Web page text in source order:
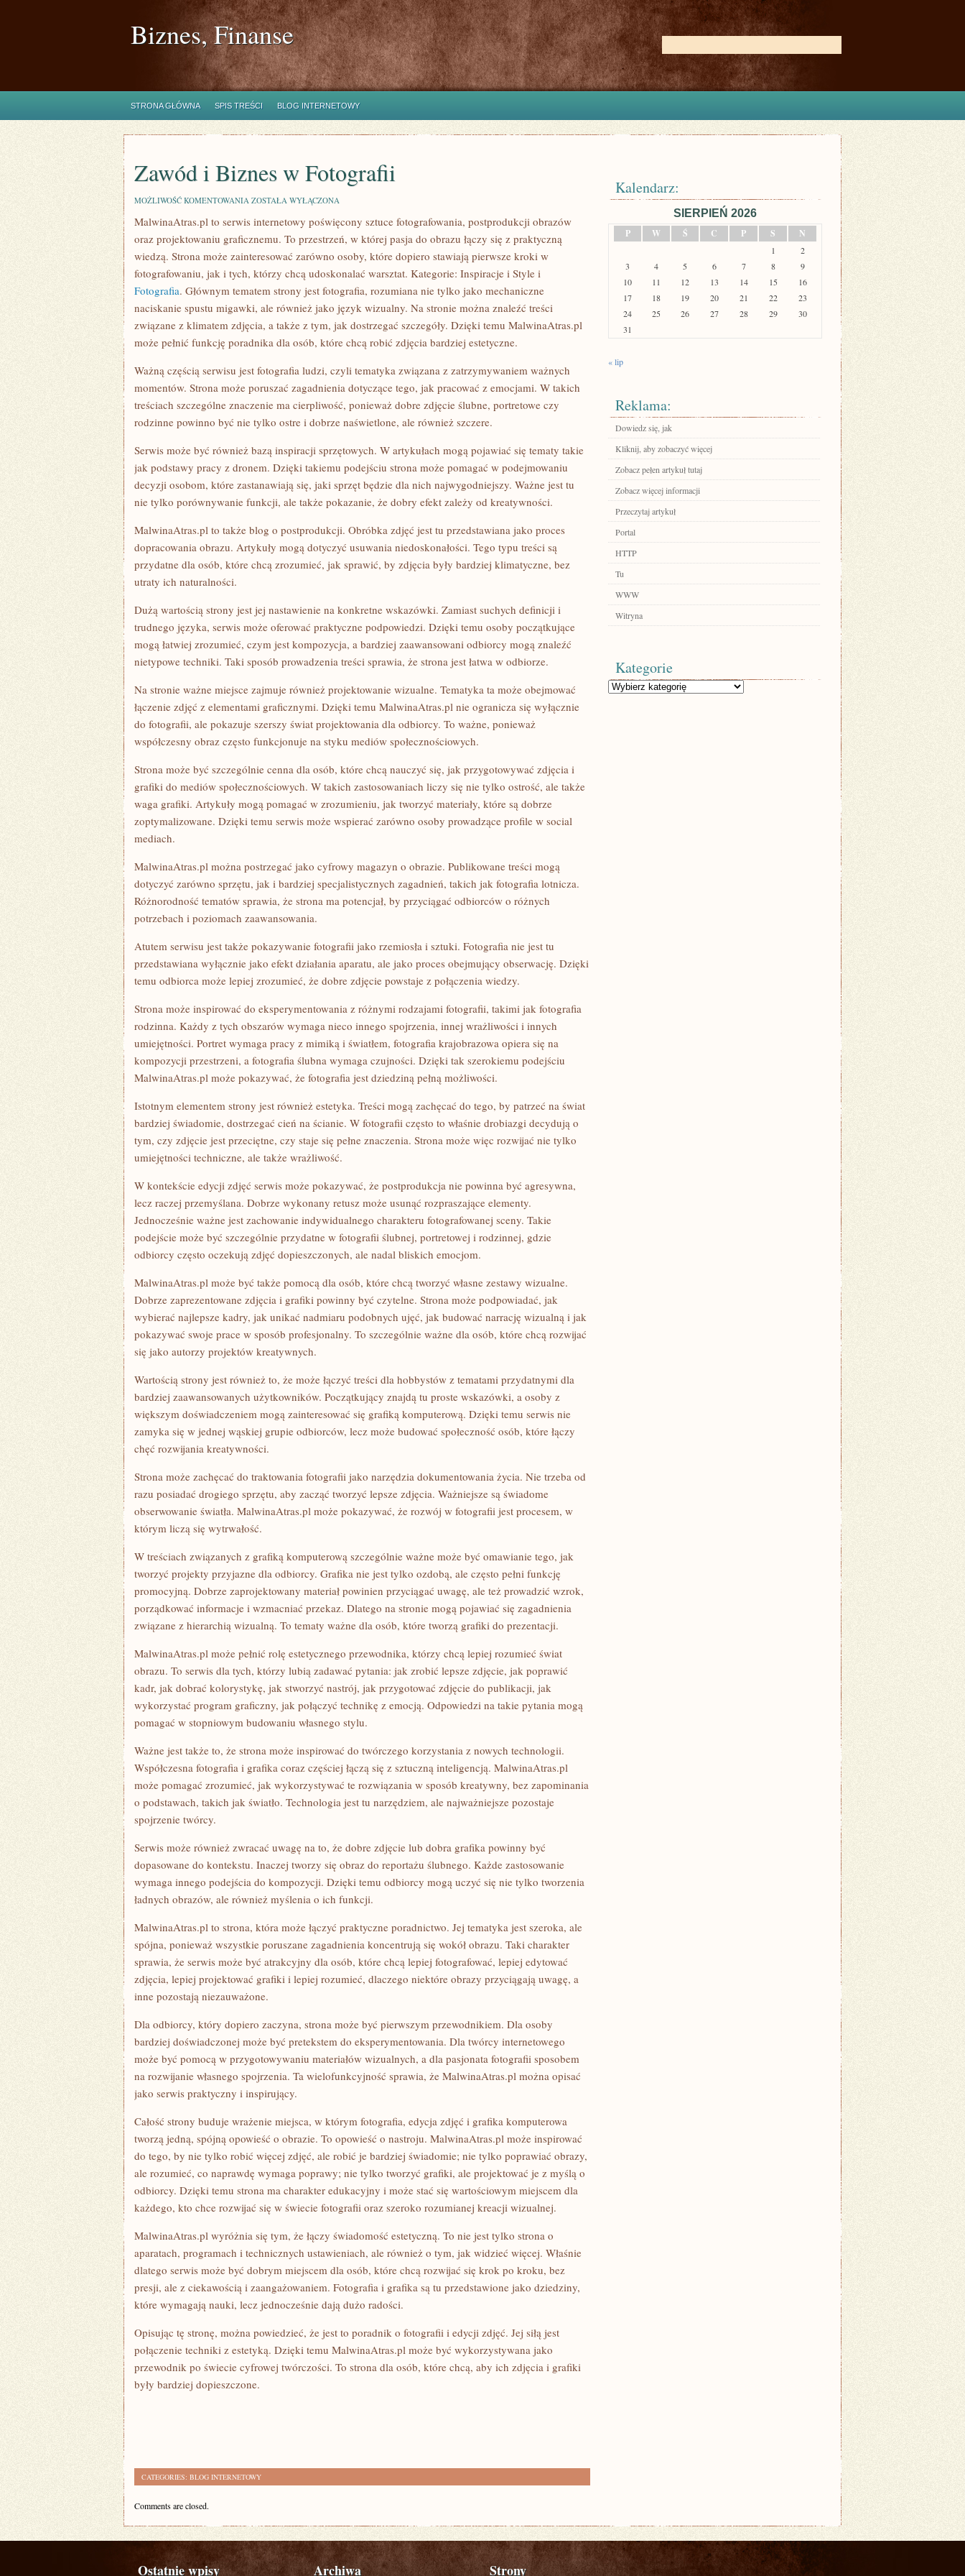
Biznes, Finanse
STRONA GŁÓWNA SPIS TREŚCI BLOG INTERNETOWY
Zawód i Biznes w Fotografii
MOŻLIWOŚĆ KOMENTOWANIA ZAWÓD
BIZNES
FOTOGRAFII
ZOSTAŁA WYŁĄCZONA
MalwinaAtras.pl to serwis internetowy poświęcony sztuce fotografowania, postprodukcji obrazów
oraz projektowaniu graficznemu. To przestrzeń, w której pasja do obrazu łączy się z praktyczną
wiedzą. Strona może zainteresować zarówno osoby, które dopiero stawiają pierwsze kroki w
fotografowaniu, jak i tych, którzy chcą udoskonalać warsztat. Kategorie: Inspiracje i Style i
Fotografia. Głównym tematem strony jest fotografia, rozumiana nie tylko jako mechaniczne
naciskanie spustu migawki, ale również jako język wizualny. Na stronie można znaleźć treści
związane z klimatem zdjęcia, a także z tym, jak dostrzegać szczegóły. Dzięki temu MalwinaAtras.pl
może pełnić funkcję poradnika dla osób, które chcą robić zdjęcia bardziej estetyczne.
Ważną częścią serwisu jest fotografia ludzi, czyli tematyka związana z zatrzymywaniem ważnych
momentów. Strona może poruszać zagadnienia dotyczące tego, jak pracować z emocjami. W takich
treściach szczególne znaczenie ma cierpliwość, ponieważ dobre zdjęcie ślubne, portretowe czy
rodzinne powinno być nie tylko ostre i dobrze naświetlone, ale również szczere.
Serwis może być również bazą inspiracji sprzętowych. W artykułach mogą pojawiać się tematy takie
jak podstawy pracy z dronem. Dzięki takiemu podejściu strona może pomagać w podejmowaniu
decyzji osobom, które zastanawiają się, jaki sprzęt będzie dla nich najwygodniejszy. Ważne jest tu
nie tylko porównywanie funkcji, ale także pokazanie, że dobry efekt zależy od kreatywności.
MalwinaAtras.pl to także blog o postprodukcji. Obróbka zdjęć jest tu przedstawiana jako proces
dopracowania obrazu. Artykuły mogą dotyczyć usuwania niedoskonałości. Tego typu treści są
przydatne dla osób, które chcą zrozumieć, jak sprawić, by zdjęcia były bardziej klimatyczne, bez
utraty ich naturalności.
Dużą wartością strony jest jej nastawienie na konkretne wskazówki. Zamiast suchych definicji i
trudnego języka, serwis może oferować praktyczne podpowiedzi. Dzięki temu osoby początkujące
mogą łatwiej zrozumieć, czym jest kompozycja, a bardziej zaawansowani odbiorcy mogą znaleźć
nietypowe techniki. Taki sposób prowadzenia treści sprawia, że strona jest łatwa w odbiorze.
Na stronie ważne miejsce zajmuje również projektowanie wizualne. Tematyka ta może obejmować
łączenie zdjęć z elementami graficznymi. Dzięki temu MalwinaAtras.pl nie ogranicza się wyłącznie
do fotografii, ale pokazuje szerszy świat projektowania dla odbiorcy. To ważne, ponieważ
współczesny obraz często funkcjonuje na styku mediów społecznościowych.
Strona może być szczególnie cenna dla osób, które chcą nauczyć się, jak przygotowywać zdjęcia i
grafiki do mediów społecznościowych. W takich zastosowaniach liczy się nie tylko ostrość, ale także
waga grafiki. Artykuły mogą pomagać w zrozumieniu, jak tworzyć materiały, które są dobrze
zoptymalizowane. Dzięki temu serwis może wspierać zarówno osoby prowadzące profile w social
mediach.
MalwinaAtras.pl można postrzegać jako cyfrowy magazyn o obrazie. Publikowane treści mogą
dotyczyć zarówno sprzętu, jak i bardziej specjalistycznych zagadnień, takich jak fotografia lotnicza.
Różnorodność tematów sprawia, że strona ma potencjał, by przyciągać odbiorców o różnych
potrzebach i poziomach zaawansowania.
Atutem serwisu jest także pokazywanie fotografii jako rzemiosła i sztuki. Fotografia nie jest tu
przedstawiana wyłącznie jako efekt działania aparatu, ale jako proces obejmujący obserwację. Dzięki
temu odbiorca może lepiej zrozumieć, że dobre zdjęcie powstaje z połączenia wiedzy.
Strona może inspirować do eksperymentowania z różnymi rodzajami fotografii, takimi jak fotografia
rodzinna. Każdy z tych obszarów wymaga nieco innego spojrzenia, innej wrażliwości i innych
umiejętności. Portret wymaga pracy z mimiką i światłem, fotografia krajobrazowa opiera się na
kompozycji przestrzeni, a fotografia ślubna wymaga czujności. Dzięki tak szerokiemu podejściu
MalwinaAtras.pl może pokazywać, że fotografia jest dziedziną pełną możliwości.
Istotnym elementem strony jest również estetyka. Treści mogą zachęcać do tego, by patrzeć na świat
bardziej świadomie, dostrzegać cień na ścianie. W fotografii często to właśnie drobiazgi decydują o
tym, czy zdjęcie jest przeciętne, czy staje się pełne znaczenia. Strona może więc rozwijać nie tylko
umiejętności techniczne, ale także wrażliwość.
W kontekście edycji zdjęć serwis może pokazywać, że postprodukcja nie powinna być agresywna,
lecz raczej przemyślana. Dobrze wykonany retusz może usunąć rozpraszające elementy.
Jednocześnie ważne jest zachowanie indywidualnego charakteru fotografowanej sceny. Takie
podejście może być szczególnie przydatne w fotografii ślubnej, portretowej i rodzinnej, gdzie
odbiorcy często oczekują zdjęć dopieszczonych, ale nadal bliskich emocjom.
MalwinaAtras.pl może być także pomocą dla osób, które chcą tworzyć własne zestawy wizualne.
Dobrze zaprezentowane zdjęcia i grafiki powinny być czytelne. Strona może podpowiadać, jak
wybierać najlepsze kadry, jak unikać nadmiaru podobnych ujęć, jak budować narrację wizualną i jak
pokazywać swoje prace w sposób profesjonalny. To szczególnie ważne dla osób, które chcą rozwijać
się jako autorzy projektów kreatywnych.
Wartością strony jest również to, że może łączyć treści dla hobbystów z tematami przydatnymi dla
bardziej zaawansowanych użytkowników. Początkujący znajdą tu proste wskazówki, a osoby z
większym doświadczeniem mogą zainteresować się grafiką komputerową. Dzięki temu serwis nie
zamyka się w jednej wąskiej grupie odbiorców, lecz może budować społeczność osób, które łączy
chęć rozwijania kreatywności.
Strona może zachęcać do traktowania fotografii jako narzędzia dokumentowania życia. Nie trzeba od
razu posiadać drogiego sprzętu, aby zacząć tworzyć lepsze zdjęcia. Ważniejsze są świadome
obserwowanie światła. MalwinaAtras.pl może pokazywać, że rozwój w fotografii jest procesem, w
którym liczą się wytrwałość.
W treściach związanych z grafiką komputerową szczególnie ważne może być omawianie tego, jak
tworzyć projekty przyjazne dla odbiorcy. Grafika nie jest tylko ozdobą, ale często pełni funkcję
promocyjną. Dobrze zaprojektowany materiał powinien przyciągać uwagę, ale też prowadzić wzrok,
porządkować informacje i wzmacniać przekaz. Dlatego na stronie mogą pojawiać się zagadnienia
związane z hierarchią wizualną. To tematy ważne dla osób, które tworzą grafiki do prezentacji.
MalwinaAtras.pl może pełnić rolę estetycznego przewodnika, którzy chcą lepiej rozumieć świat
obrazu. To serwis dla tych, którzy lubią zadawać pytania: jak zrobić lepsze zdjęcie, jak poprawić
kadr, jak dobrać kolorystykę, jak stworzyć nastrój, jak przygotować zdjęcie do publikacji, jak
wykorzystać program graficzny, jak połączyć technikę z emocją. Odpowiedzi na takie pytania mogą
pomagać w stopniowym budowaniu własnego stylu.
Ważne jest także to, że strona może inspirować do twórczego korzystania z nowych technologii.
Współczesna fotografia i grafika coraz częściej łączą się z sztuczną inteligencją. MalwinaAtras.pl
może pomagać zrozumieć, jak wykorzystywać te rozwiązania w sposób kreatywny, bez zapominania
o podstawach, takich jak światło. Technologia jest tu narzędziem, ale najważniejsze pozostaje
spojrzenie twórcy.
Serwis może również zwracać uwagę na to, że dobre zdjęcie lub dobra grafika powinny być
dopasowane do kontekstu. Inaczej tworzy się obraz do reportażu ślubnego. Każde zastosowanie
wymaga innego podejścia do kompozycji. Dzięki temu odbiorcy mogą uczyć się nie tylko tworzenia
ładnych obrazów, ale również myślenia o ich funkcji.
MalwinaAtras.pl to strona, która może łączyć praktyczne poradnictwo. Jej tematyka jest szeroka, ale
spójna, ponieważ wszystkie poruszane zagadnienia koncentrują się wokół obrazu. Taki charakter
sprawia, że serwis może być atrakcyjny dla osób, które chcą lepiej fotografować, lepiej edytować
zdjęcia, lepiej projektować grafiki i lepiej rozumieć, dlaczego niektóre obrazy przyciągają uwagę, a
inne pozostają niezauważone.
Dla odbiorcy, który dopiero zaczyna, strona może być pierwszym przewodnikiem. Dla osoby
bardziej doświadczonej może być pretekstem do eksperymentowania. Dla twórcy internetowego
może być pomocą w przygotowywaniu materiałów wizualnych, a dla pasjonata fotografii sposobem
na rozwijanie własnego spojrzenia. Ta wielofunkcyjność sprawia, że MalwinaAtras.pl można opisać
jako serwis praktyczny i inspirujący.
Całość strony buduje wrażenie miejsca, w którym fotografia, edycja zdjęć i grafika komputerowa
tworzą jedną, spójną opowieść o obrazie. To opowieść o nastroju. MalwinaAtras.pl może inspirować
do tego, by nie tylko robić więcej zdjęć, ale robić je bardziej świadomie; nie tylko poprawiać obrazy,
ale rozumieć, co naprawdę wymaga poprawy; nie tylko tworzyć grafiki, ale projektować je z myślą o
odbiorcy. Dzięki temu strona ma charakter edukacyjny i może stać się wartościowym miejscem dla
każdego, kto chce rozwijać się w świecie fotografii oraz szeroko rozumianej kreacji wizualnej.
MalwinaAtras.pl wyróżnia się tym, że łączy świadomość estetyczną. To nie jest tylko strona o
aparatach, programach i technicznych ustawieniach, ale również o tym, jak widzieć więcej. Właśnie
dlatego serwis może być dobrym miejscem dla osób, które chcą rozwijać się krok po kroku, bez
presji, ale z ciekawością i zaangażowaniem. Fotografia i grafika są tu przedstawione jako dziedziny,
które wymagają nauki, lecz jednocześnie dają dużo radości.
Opisując tę stronę, można powiedzieć, że jest to poradnik o fotografii i edycji zdjęć. Jej siłą jest
połączenie techniki z estetyką. Dzięki temu MalwinaAtras.pl może być wykorzystywana jako
przewodnik po świecie cyfrowej twórczości. To strona dla osób, które chcą, aby ich zdjęcia i grafiki
były bardziej dopieszczone.
CATEGORIES: BLOG INTERNETOWY
Comments are closed.
Kalendarz:
SIERPIEŃ 2026
P
W Ś C P S N
1
2
3
4 5 6 7 8
9
10
11 12 13 14 15
16
17
18 19 20 21 22
23
24
25 26 27 28 29
30
31
« lip
Reklama:
Dowiedz się, jak
Kliknij, aby zobaczyć więcej
Zobacz pełen artykuł tutaj
Zobacz więcej informacji
Przeczytaj artykuł
Portal
HTTP
Tu
WWW
Witryna
Kategorie
Kategorie
Ostatnie wpisy Archiwa Strony